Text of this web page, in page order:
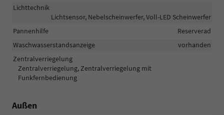
Lichttechnik
Lichtsensor, Nebelscheinwerfer, Voll-LED Scheinwerfer
Pannenhilfe
Reserverad
Waschwasserstandsanzeige
vorhanden
Zentralverriegelung
Zentralverriegelung, Zentralverriegelung mit
Funkfernbedienung
Außen